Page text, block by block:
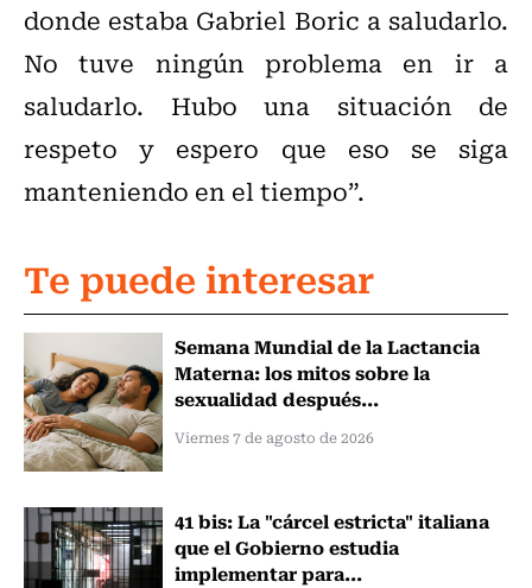
donde estaba Gabriel Boric a saludarlo.
No tuve ningún problema en ir a
saludarlo. Hubo una situación de
respeto y espero que eso se siga
manteniendo en el tiempo”.
Te puede interesar
Semana Mundial de la Lactancia
Materna: los mitos sobre la
sexualidad después...
Viernes 7 de agosto de 2026
41 bis: La "cárcel estricta" italiana
que el Gobierno estudia
implementar para...